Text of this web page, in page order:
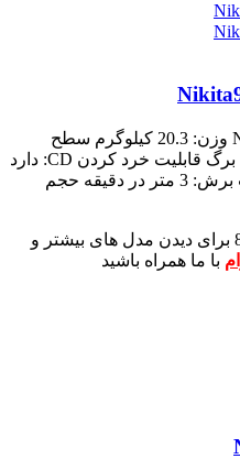
وزن: 20.3 کیلوگرم
سطح
قابلیت خرد کردن CD: دارد
در دقیقه
حجم
برای دیدن مدل های بیشتر و
با ما همراه باشید